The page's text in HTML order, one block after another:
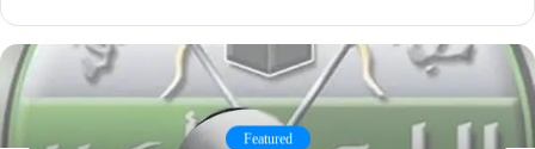
Featured